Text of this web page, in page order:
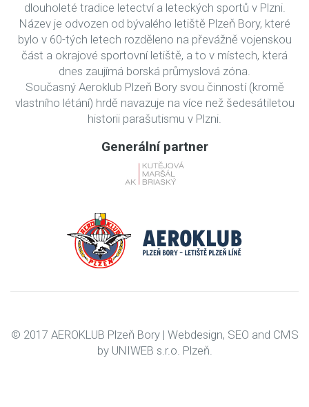
dlouholeté tradice letectví a leteckých sportů v Plzni.
Název je odvozen od bývalého letiště Plzeň Bory, které
bylo v 60-tých letech rozděleno na převážně vojenskou
část a okrajové sportovní letiště, a to v místech, která
dnes zaujímá borská průmyslová zóna.
Současný Aeroklub Plzeň Bory svou činností (kromě
vlastního létání) hrdě navazuje na více než šedesátiletou
historii parašutismu v Plzni.
Generální partner
© 2017 AEROKLUB Plzeň Bory | Webdesign, SEO and CMS
by UNIWEB s.r.o. Plzeň